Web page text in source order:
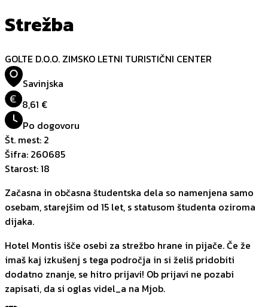
Strežba
GOLTE D.O.O. ZIMSKO LETNI TURISTIČNI CENTER
Savinjska
€ 8,61 €
Po dogovoru
Št. mest: 2
Šifra: 260685
Starost:18
Začasna in občasna študentska dela so namenjena samo
osebam, starejšim od 15 let, s statusom študenta oziroma
dijaka.
Hotel Montis išče osebi za strežbo hrane in pijače. Če že
imaš kaj izkušenj s tega področja in si želiš pridobiti
dodatno znanje, se hitro prijavi! Ob prijavi ne pozabi
zapisati, da si oglas videl_a na Mjob.